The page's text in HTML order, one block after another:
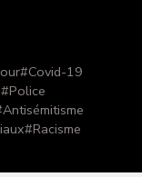
#Covid-19
#Police
Antisémitisme
#Racisme